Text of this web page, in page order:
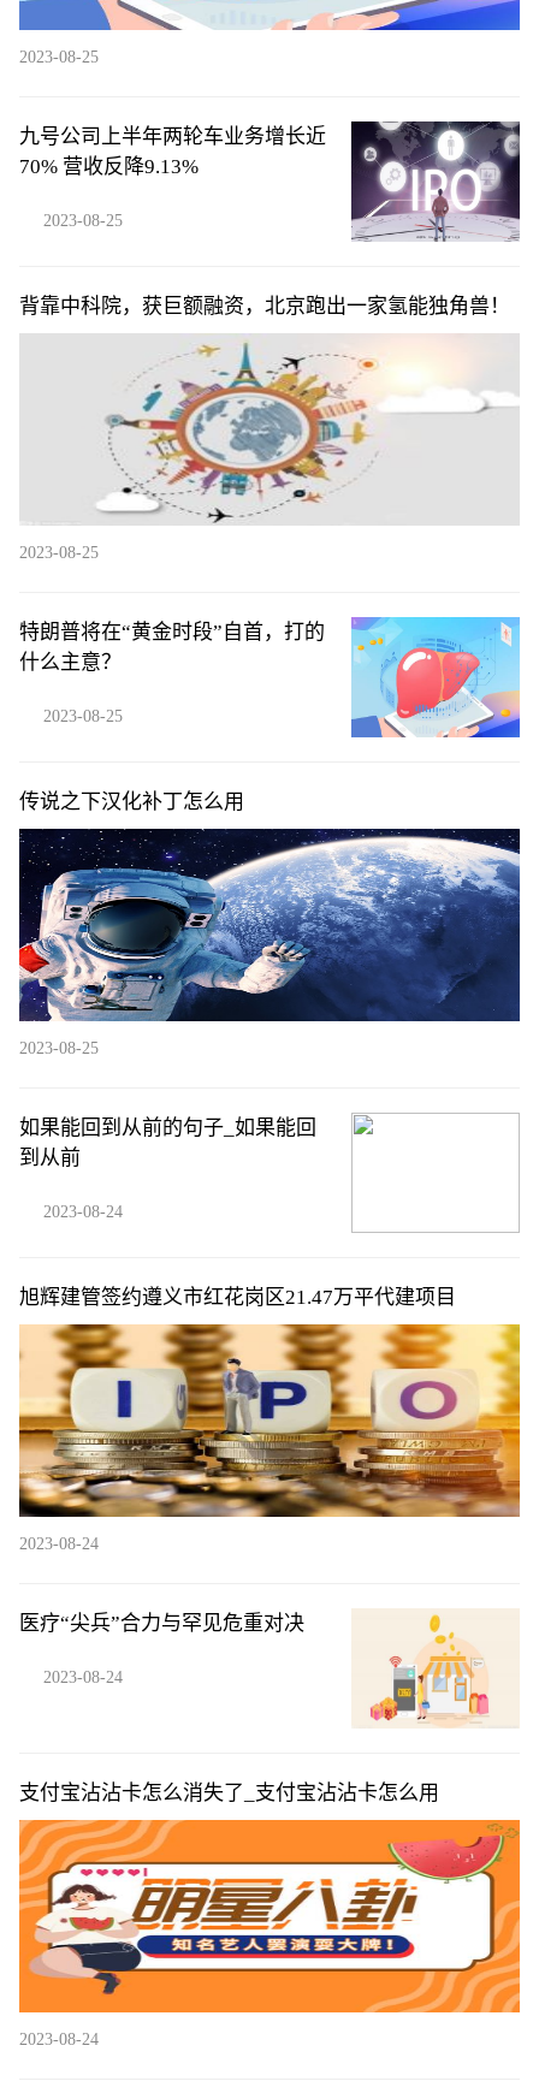
2023-08-25
九号公司上半年两轮车业务增长近
70% 营收反降9.13%
2023-08-25
背靠中科院，获巨额融资，北京跑出一家氢能独角兽！
2023-08-25
特朗普将在“黄金时段”自首，打的
什么主意？
2023-08-25
传说之下汉化补丁怎么用
2023-08-25
如果能回到从前的句子_如果能回
到从前
2023-08-24
旭辉建管签约遵义市红花岗区21.47万平代建项目
2023-08-24
医疗“尖兵”合力与罕见危重对决
2023-08-24
支付宝沾沾卡怎么消失了_支付宝沾沾卡怎么用
2023-08-24